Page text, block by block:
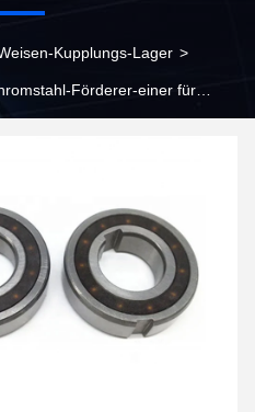
Kupplungs-Lager >
Förderer-einer für